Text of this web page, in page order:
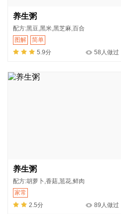
养生粥
配方:黑豆,黑米,黑芝麻,百合
图解
简单
5.9分
58人做过
养生粥
配方:胡萝卜,香菇,䓤花,鲜肉
家常
2.5分
89人做过